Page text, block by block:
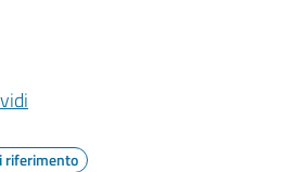
riferimento